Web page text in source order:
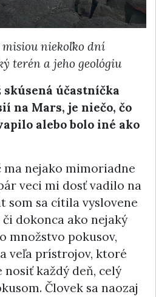
niekoľko dní
terén a jeho geológiu
skúsená účastníčka
na Mars, je niečo, čo
alebo bolo iné ako
ma nejako mimoriadne
veci mi dosť vadilo na
som sa cítila vyslovene
dokonca ako nejaký
množstvo pokusov,
veľa prístrojov, ktoré
nosiť každý deň, celý
Človek sa naozaj